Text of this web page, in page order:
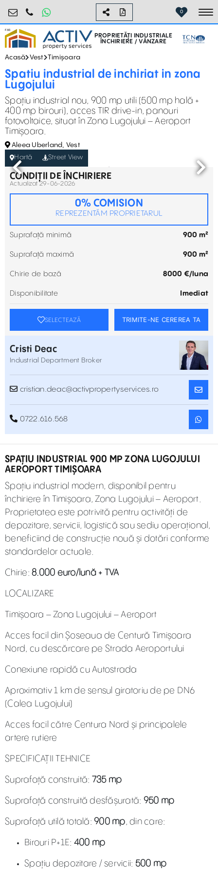
industrial@activpropertyservices.ro
0755.795.795 0
PROPRIETĂȚI INDUSTRIALE
ÎNCHIRIERE / VÂNZARE
Acasă Vest Timișoara
Spatiu industrial de inchiriat in zona
Lugojului
Spațiu industrial nou, 900 mp utili (500 mp hală +
400 mp birouri), acces TIR drive-in, panouri
fotovoltaice, situat în Zona Lugojului – Aeroport
Timișoara.
Aleea Uberland, Vest
Hartă
Street View
CONDIȚII DE ÎNCHIRIERE
Actualizat 29-06-2026
0% COMISION
REPREZENTĂM PROPRIETARUL
Suprafață minimă 900 m²
Suprafață maximă 900 m²
Chirie de bază 8000 €/luna
Disponibilitate Imediat
SELECTEAZĂ TRIMITE-NE CEREREA TA
Cristi Deac
Industrial Department Broker
cristian.deac@activpropertyservices.ro
0722.616.568
SPAȚIU INDUSTRIAL 900 MP ZONA LUGOJULUI
AEROPORT TIMIȘOARA
Spațiu industrial modern, disponibil pentru
închiriere în Timișoara, Zona Lugojului – Aeroport.
Proprietatea este potrivită pentru activități de
depozitare, servicii, logistică sau sediu operațional,
beneficiind de construcție nouă și dotări conforme
standardelor actuale.
Chirie: 8.000 euro/lună + TVA
LOCALIZARE
Timișoara – Zona Lugojului – Aeroport
Acces facil din Șoseaua de Centură Timișoara
Nord, cu descărcare pe Strada Aeroportului
Conexiune rapidă cu Autostrada
Aproximativ 1 km de sensul giratoriu de pe DN6
(Calea Lugojului)
Acces facil către Centura Nord și principalele
artere rutiere
SPECIFICAȚII TEHNICE
Suprafață construită: 735 mp
Suprafață construită desfășurată: 950 mp
Suprafață utilă totală: 900 mp, din care:
Birouri P+1E: 400 mp
Spațiu depozitare / servicii: 500 mp